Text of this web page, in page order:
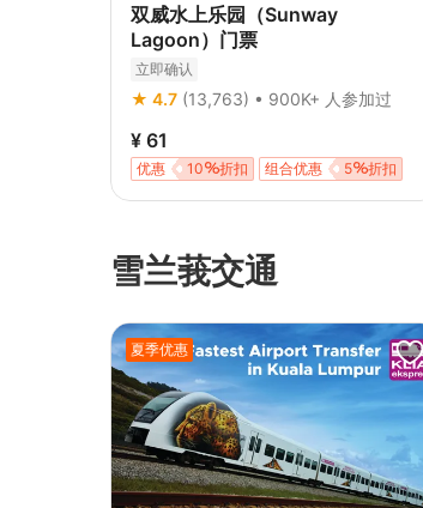
双威水上乐园（Sunway
Lagoon）门票
立即确认
★ 4.7 (13,763) • 900K+ 人参加过
¥ 61
10 折扣
优惠 5 折扣
组合优惠
雪兰莪交通
夏季优惠